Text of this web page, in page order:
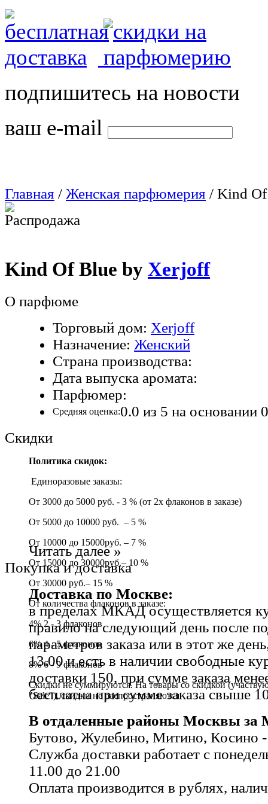
подпишитесь на новости
ваш e-mail
Главная / Женская парфюмерия / Kind
Kind Of Blue by Xerjoff
О парфюме
Торговый дом: Xerjoff
Назначение: Женский
Страна производства:
Дата выпуска аромата:
Парфюмер:
Средняя оценка:0.0 из 5 на основании 0
Скидки
Политика скидок:
Единоразовые заказы:
От 3000 до 5000 руб. - 3 % (от 2х флаконов в заказе)
От 5000 до 10000 руб. – 5 %
От 10000 до 15000руб. – 7 %
От 15000 до 30000руб.– 10 %
От 30000 руб.– 15 %
От количества флаконов в заказе:
4% 2 - 3 флаконов
6% 4 - 5 флаконов
8% 6 - 9 флаконов
Скидки не суммируются. На товары со скидкой
"Sale"), скидки не распространяются.
Читать далее »
Покупка и доставка
Доставка по Москве:
в пределах МКАД осуществляется
правило на следующий день после
параметров заказа или в этот же
13.00 и есть в наличии свободные
доставки 150, при сумме заказа
бесплатна при сумме заказа свыше
В отдаленные районы Москвы
Бутово, Жулебино, Митино, Косино -
Служба доставки работает с
11.00 до 21.00
Оплата производится в рублях,